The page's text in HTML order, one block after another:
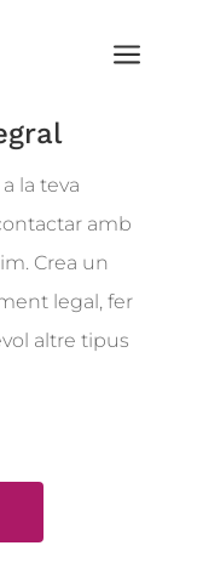
a
a
la teva
amb
Crea un
legal, fer
altre tipus